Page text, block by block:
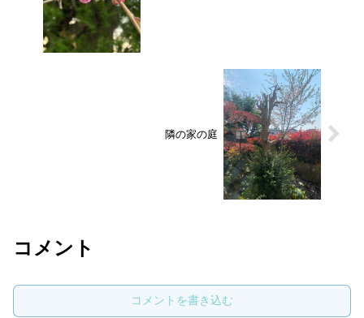
隣の家の庭
コメント
コメントを書き込む